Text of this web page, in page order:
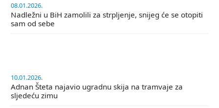
08.01.2026.
Nadležni u BiH zamolili za strpljenje, snijeg će se otopiti
sam od sebe
10.01.2026.
Adnan Šteta najavio ugradnu skija na tramvaje za
sljedeću zimu